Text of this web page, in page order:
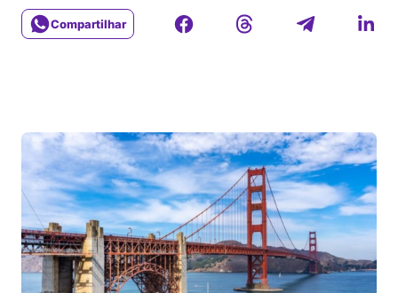
Compartilhar